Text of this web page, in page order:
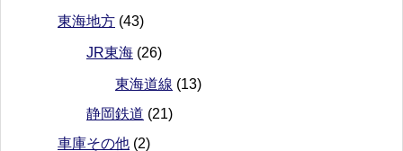
東海地方 (43)
JR東海 (26)
東海道線 (13)
静岡鉄道 (21)
車庫その他 (2)